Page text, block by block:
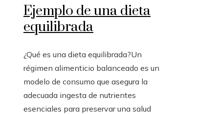
Ejemplo de una dieta
equilibrada
¿Qué es una dieta equilibrada?Un
régimen alimenticio balanceado es un
modelo de consumo que asegura la
adecuada ingesta de nutrientes
esenciales para preservar una salud